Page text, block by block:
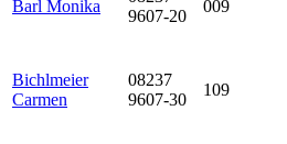
Barl Monika
9607-20
009
Bichlmeier
Carmen
08237
9607-30
109